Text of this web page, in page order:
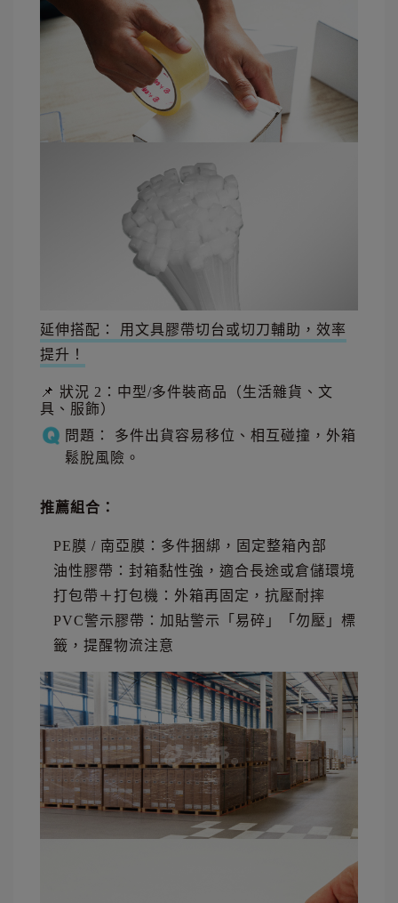
延伸搭配： 用文具膠帶切台或切刀輔助，效率
提升！
📌 狀況 2：中型/多件裝商品（生活雜貨、文
具、服飾）
問題： 多件出貨容易移位、相互碰撞，外箱
鬆脫風險。
推薦組合：
PE膜 / 南亞膜：多件捆綁，固定整箱內部
油性膠帶：封箱黏性強，適合長途或倉儲環境
打包帶＋打包機：外箱再固定，抗壓耐摔
PVC警示膠帶：加貼警示「易碎」「勿壓」標
籤，提醒物流注意